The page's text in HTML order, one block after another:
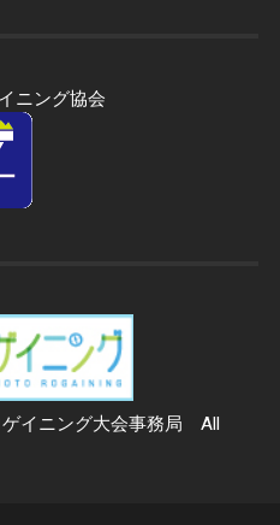
ニング協会
イニング大会事務局 All